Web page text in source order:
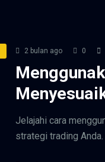
2 bulan ago 0
Jelajahi cara
strategi trading